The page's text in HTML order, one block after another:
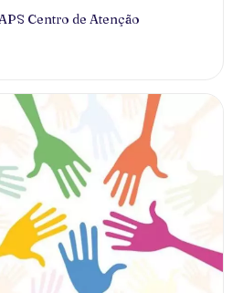
Centro de Atenção